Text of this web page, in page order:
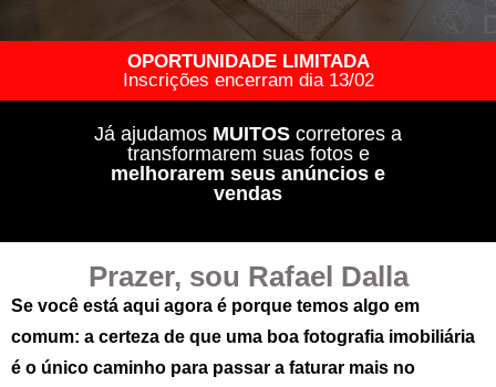
OPORTUNIDADE LIMITADA
Inscrições encerram dia 13/02
Já ajudamos MUITOS corretores a
transformarem suas fotos e
melhorarem seus anúncios e
vendas
Prazer, sou Rafael Dalla
Se você está aqui agora é porque temos algo em
comum: a certeza de que uma boa fotografia imobiliária
é o único caminho para passar a faturar mais no